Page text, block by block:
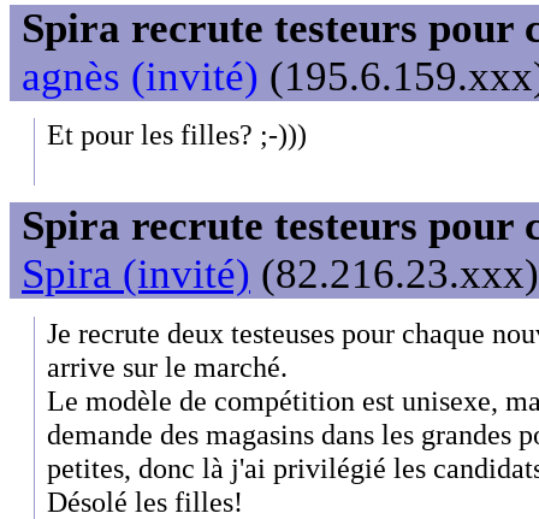
Spira recrute testeurs pour
agnès (invité)
Et pour les filles? ;-)))
Spira recrute testeurs pour
Spira (invité)
Je recrute deux testeuses pour chaque
arrive sur le marché.
Le modèle de compétition est unisexe,
demande des magasins dans les grandes
petites, donc là j'ai privilégié les
Désolé les filles!